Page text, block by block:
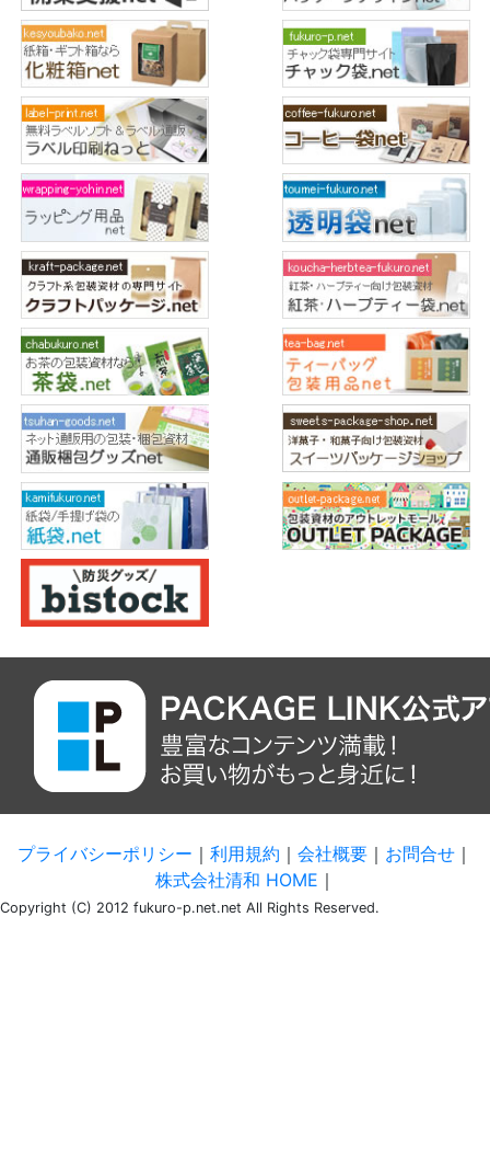
プライバシーポリシー ｜ 利用規約 ｜ 会社概要 ｜ お問合せ ｜
株式会社清和 HOME ｜
Copyright (C) 2012 fukuro-p.net.net All Rights Reserved.